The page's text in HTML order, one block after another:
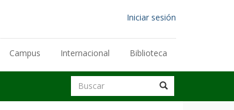
Menú
cuenta
de
usuario
Iniciar sesión
Enlaces
secundarios
Campus Internacional Biblioteca
Buscar
Buscar Buscar